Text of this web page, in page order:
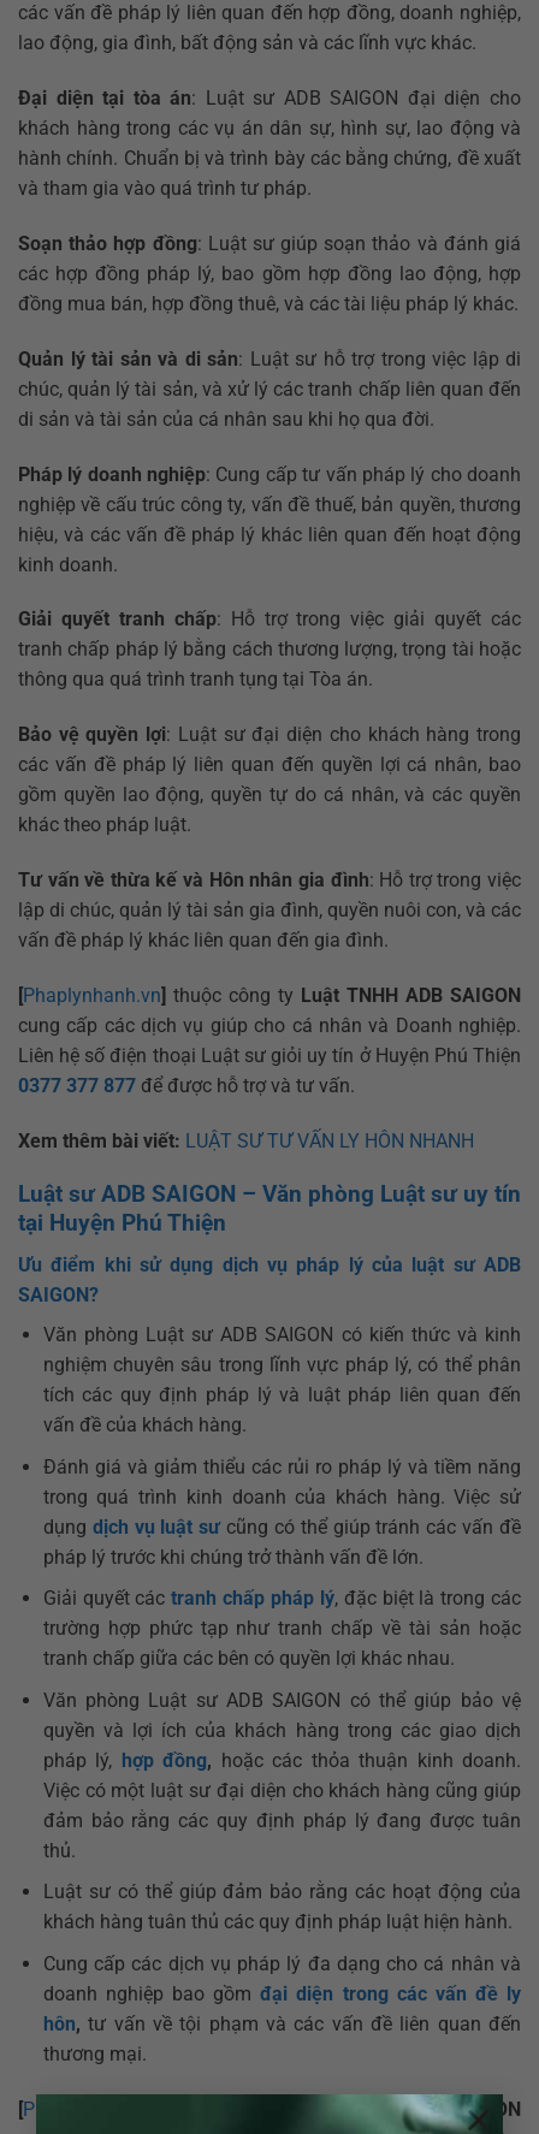
×
các vấn đề pháp lý liên quan đến hợp đồng, doanh nghiệp,
lao động, gia đình, bất động sản và các lĩnh vực khác.
Đại diện tại tòa án: Luật sư ADB SAIGON đại diện cho
khách hàng trong các vụ án dân sự, hình sự, lao động và
hành chính. Chuẩn bị và trình bày các bằng chứng, đề xuất
và tham gia vào quá trình tư pháp.
Soạn thảo hợp đồng: Luật sư giúp soạn thảo và đánh giá
các hợp đồng pháp lý, bao gồm hợp đồng lao động, hợp
đồng mua bán, hợp đồng thuê, và các tài liệu pháp lý khác.
Quản lý tài sản và di sản: Luật sư hỗ trợ trong việc lập di
chúc, quản lý tài sản, và xử lý các tranh chấp liên quan đến
di sản và tài sản của cá nhân sau khi họ qua đời.
Pháp lý doanh nghiệp: Cung cấp tư vấn pháp lý cho doanh
nghiệp về cấu trúc công ty, vấn đề thuế, bản quyền, thương
hiệu, và các vấn đề pháp lý khác liên quan đến hoạt động
kinh doanh.
Giải quyết tranh chấp: Hỗ trợ trong việc giải quyết các
tranh chấp pháp lý bằng cách thương lượng, trọng tài hoặc
thông qua quá trình tranh tụng tại Tòa án.
Bảo vệ quyền lợi: Luật sư đại diện cho khách hàng trong
các vấn đề pháp lý liên quan đến quyền lợi cá nhân, bao
gồm quyền lao động, quyền tự do cá nhân, và các quyền
khác theo pháp luật.
Tư vấn về thừa kế và Hôn nhân gia đình: Hỗ trợ trong việc
lập di chúc, quản lý tài sản gia đình, quyền nuôi con, và các
vấn đề pháp lý khác liên quan đến gia đình.
[Phaplynhanh.vn] thuộc công ty Luật TNHH ADB SAIGON
cung cấp các dịch vụ giúp cho cá nhân và Doanh nghiệp.
Liên hệ số điện thoại Luật sư giỏi uy tín ở Huyện Phú Thiện
0377 377 877 để được hỗ trợ và tư vấn.
Xem thêm bài viết: LUẬT SƯ TƯ VẤN LY HÔN NHANH
Luật sư ADB SAIGON – Văn phòng Luật sư uy tín
tại Huyện Phú Thiện
Ưu điểm khi sử dụng dịch vụ pháp lý của luật sư ADB
SAIGON?
Văn phòng Luật sư ADB SAIGON có kiến ​​thức và kinh
nghiệm chuyên sâu trong lĩnh vực pháp lý, có thể phân
tích các quy định pháp lý và luật pháp liên quan đến
vấn đề của khách hàng.
Đánh giá và giảm thiểu các rủi ro pháp lý và tiềm năng
trong quá trình kinh doanh của khách hàng. Việc sử
dụng dịch vụ luật sưcũng có thể giúp tránh các vấn đề
pháp lý trước khi chúng trở thành vấn đề lớn.
Giải quyết cáctranh chấp pháp lý, đặc biệt là trong các
trường hợp phức tạp như tranh chấp về tài sản hoặc
tranh chấp giữa các bên có quyền lợi khác nhau.
Văn phòng Luật sư ADB SAIGON có thể giúp bảo vệ
quyền và lợi ích của khách hàng trong các giao dịch
pháp lý, hợp đồng, hoặc các thỏa thuận kinh doanh.
Việc có một luật sư đại diện cho khách hàng cũng giúp
đảm bảo rằng các quy định pháp lý đang được tuân
thủ.
Luật sư có thể giúp đảm bảo rằng các hoạt động của
khách hàng tuân thủ các quy định pháp luật hiện hành.
Cung cấp các dịch vụ pháp lý đa dạng cho cá nhân và
doanh nghiệp bao gồmđại diện trong các vấn đề ly
hôn,tư vấn về tội phạm và các vấn đề liên quan đến
thương mại.
[Phaplynhanh.vn
Luật TNHH ADB SAIGON